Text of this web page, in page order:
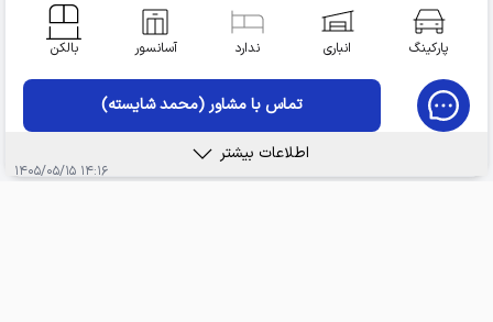
پارکینگ انباری ندارد آسانسور بالکن
تماس با مشاور (محمد شایسته)
اطلاعات بیشتر
۱۴:۱۶ ۱۴۰۵/۰۵/۱۵